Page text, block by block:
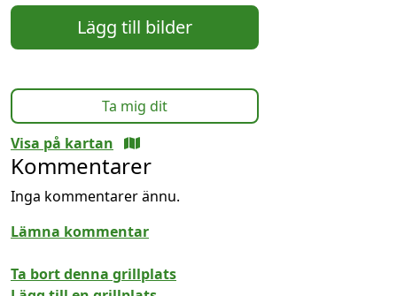
Lägg till bilder
Ta mig dit
Visa på kartan
Kommentarer
Inga kommentarer ännu.
Lämna kommentar
Ta bort denna grillplats